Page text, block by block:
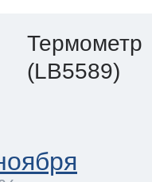
Термометр
(LB5589)